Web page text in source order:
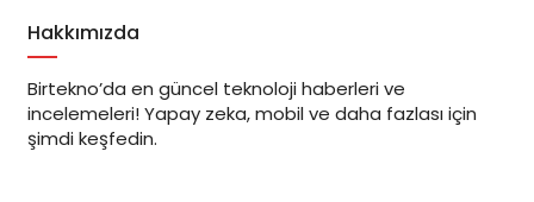
Hakkımızda
Birtekno’da en güncel teknoloji haberleri ve
incelemeleri! Yapay zeka, mobil ve daha fazlası için
şimdi keşfedin.